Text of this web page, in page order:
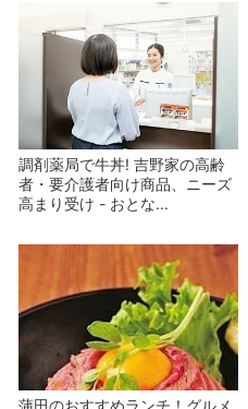
調剤薬局で牛丼! 吉野家の高齢
者・要介護者向け商品、ニーズ
高まり受け - おとな...